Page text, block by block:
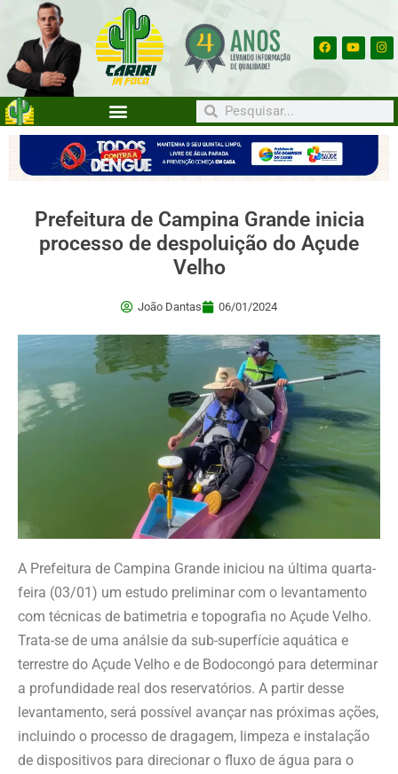
Prefeitura de Campina Grande inicia
processo de despoluição do Açude
Velho
João Dantas 06/01/2024
A Prefeitura de Campina Grande iniciou na última quarta-
feira (03/01) um estudo preliminar com o levantamento
com técnicas de batimetria e topografia no Açude Velho.
Trata-se de uma análsie da sub-superfície aquática e
terrestre do Açude Velho e de Bodocongó para determinar
a profundidade real dos reservatórios. A partir desse
levantamento, será possível avançar nas próximas ações,
incluindo o processo de dragagem, limpeza e instalação
de dispositivos para direcionar o fluxo de água para o